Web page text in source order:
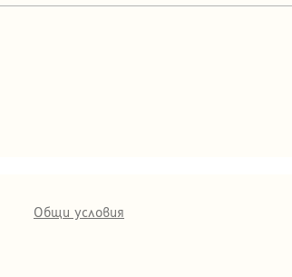
Общи условия